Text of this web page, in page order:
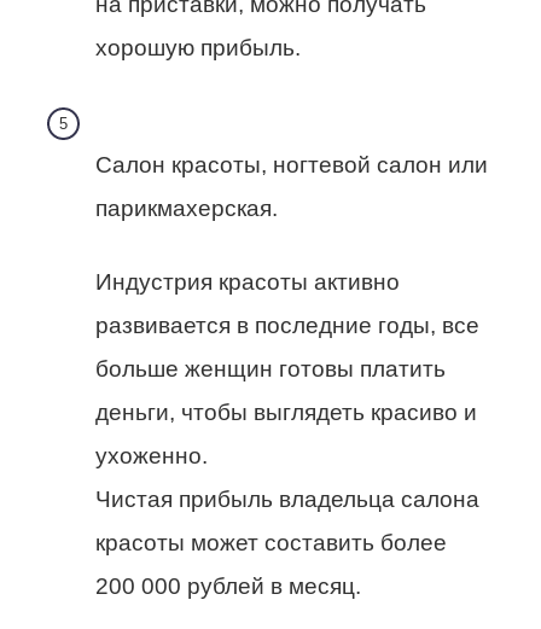
хорошую прибыль.
Салон красоты, ногтевой салон или
парикмахерская.
Индустрия красоты активно
развивается в последние годы, все
больше женщин готовы платить
деньги, чтобы выглядеть красиво и
ухоженно.
Чистая прибыль владельца салона
красоты может составить более
200 000 рублей в месяц.